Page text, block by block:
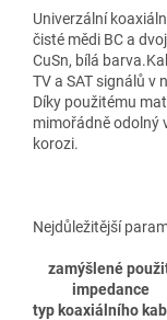
Univerzální
čisté mědi BC a
CuSn, bílá
TV a SAT signálů v
Díky použitému
mimořádně odolný
korozi.
Nejdůležitější
zamýšlené
impedance
typ koaxiálního